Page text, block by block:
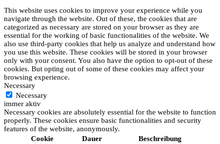
This website uses cookies to improve your experience while you
navigate through the website. Out of these, the cookies that are
categorized as necessary are stored on your browser as they are
essential for the working of basic functionalities of the website. We
also use third-party cookies that help us analyze and understand how
you use this website. These cookies will be stored in your browser
only with your consent. You also have the option to opt-out of these
cookies. But opting out of some of these cookies may affect your
browsing experience.
Necessary
Necessary
immer aktiv
Necessary cookies are absolutely essential for the website to function
properly. These cookies ensure basic functionalities and security
features of the website, anonymously.
Cookie
Dauer Beschreibung